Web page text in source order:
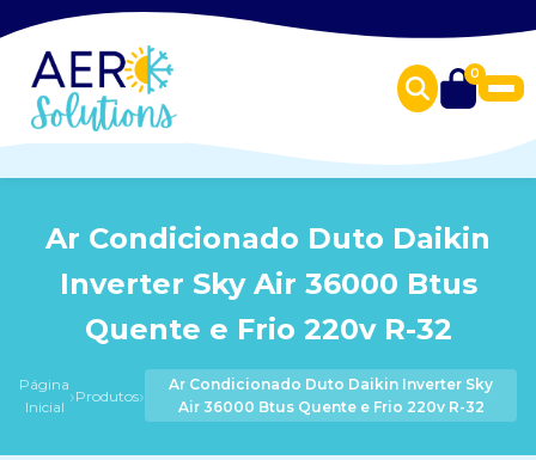
0
Ar Condicionado Duto Daikin
Inverter Sky Air 36000 Btus
Quente e Frio 220v R-32
Página
Inicial ›Produtos›
Ar Condicionado Duto Daikin Inverter Sky
Air 36000 Btus Quente e Frio 220v R-32